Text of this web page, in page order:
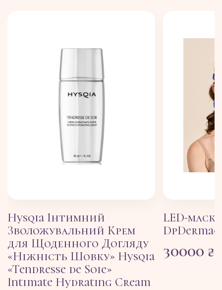
Hysqia Інтимний
Зволожувальний Крем
для Щоденного Догляду
«Ніжність Шовку» Hysqia
«Tendresse de Soie»
Intimate Hydrating Cream
LED-
30000 ₴